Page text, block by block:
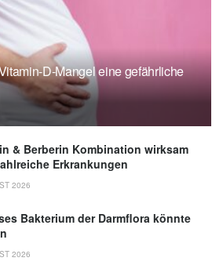
D-Mangel eine gefährliche
& Berberin Kombination wirksam
Erkrankungen
2026
Bakterium der Darmflora könnte
2026